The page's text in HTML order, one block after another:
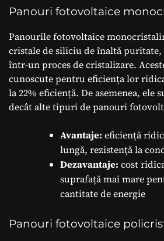
Panouri fotovoltaice
Panourile fotovoltaice
cristale de siliciu de înaltă puritate,
într-un proces de cristalizare.
cunoscute pentru eficiența lor
la 22% eficiență. De asemenea, ele
decât alte tipuri de panouri
Avantaje: eficiență
lungă, rezistență la
Dezavantaje: cost
suprafață mai mare
cantitate de energie
Panouri fotovoltaice